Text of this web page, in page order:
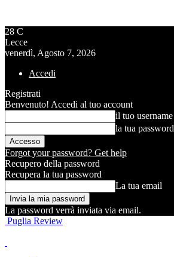
28 C
Lecce
venerdì, Agosto 7, 2026
Accedi
Registrati
Benvenuto! Accedi al tuo account
il tuo username
la tua password
Forgot your password? Get help
Recupero della password
Recupera la tua password
La tua email
La password verrà inviata via email.
Puglia Review